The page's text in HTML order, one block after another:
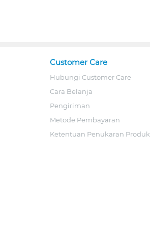
Customer Care
Hubungi Customer Care
Cara Belanja
Pengiriman
Metode Pembayaran
Ketentuan Penukaran Produk